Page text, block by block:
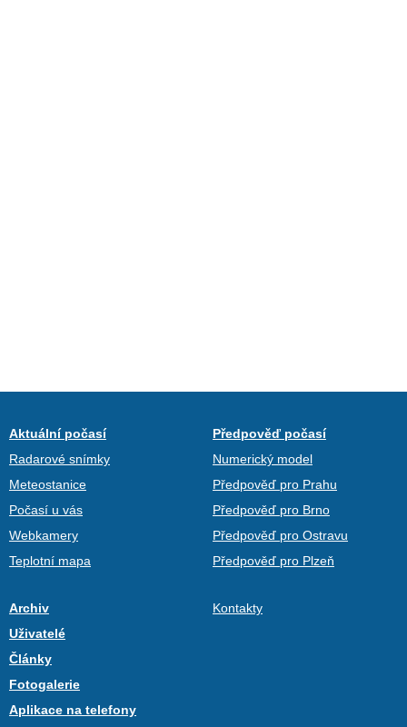
Aktuální počasí
Radarové snímky
Meteostanice
Počasí u vás
Webkamery
Teplotní mapa
Předpověď počasí
Numerický model
Předpověď pro Prahu
Předpověď pro Brno
Předpověď pro Ostravu
Předpověď pro Plzeň
Archiv
Uživatelé
Články
Fotogalerie
Aplikace na telefony
Kontakty